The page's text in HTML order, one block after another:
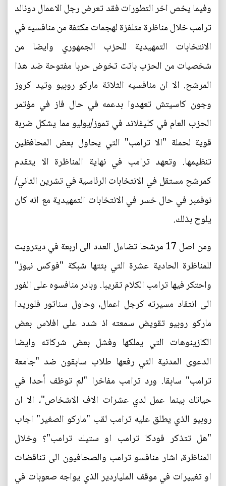
وفيما يخص اخر التطورات فقد تعرض رجل الاعمال دونالد
ترامب خلال مناظرة متلفزة لهجمات مكثفة من منافسيه في
الانتخابات التمهيدية للحزب الجمهوري وايضا من
شخصيات من الحزب باتت تخوض حربا مفتوحة ضد هذا
المرشح. الا ان منافسيه الثلاثة ماركو روبيو وتيد كروز
وجون كاسيتش تعهدوا بدعمه في حال فاز في مؤتمر
الحزب العام في كليفلاند في تموز/يوليو مما يشكل ضربة
قوية لحملة "الا ترامب" التي يحاول بعض المحافظين
تنظيمها. وتعهد ترامب في نهاية المناظرة الا يتقدم
كمرشح مستقل في الانتخابات الرئاسية في تشرين الثاني/
نوفمبر في حال خسر في الانتخابات التمهيدية مع انه كان
يلوح بذلك.
ومن اصل 17 مرشحا تضاءل العدد الى اربعة في ديترويت
للمناظرة الحادية عشرة التي بثتها شبكة "فوكس نيوز"
واحتكر فيها ترامب الكلام تقريبا. وبادر منافسوه على الفور
الى انتقاد مسيرته كرجل اعمال، وحاول سناتور فلوريدا
ماركو روبيو تقويض سمعته اذ شدد على افلاس بعض
الكازينوهات التي يملكها وفشل بعض شركاته وايضا
الدعوى المدنية التي رفعها طلاب سابقون ضد "جامعة
ترامب" سابقا. ورد ترامب مفاخرا "لم توظف أحدا في
حياتك بينما عمل لدي عشرات الاف الاشخاص"، الا ان
روبيو الذي يطلق عليه ترامب لقب "ماركو الصغير" اجاب
"هل تتذكر فودكا ترامب او ستيك ترامب"؟ وخلال
المناظرة، اشار منافسو ترامب والصحافيون الى تناقضات
او تغييرات في موقف الملياردير الذي يواجه صعوبات في